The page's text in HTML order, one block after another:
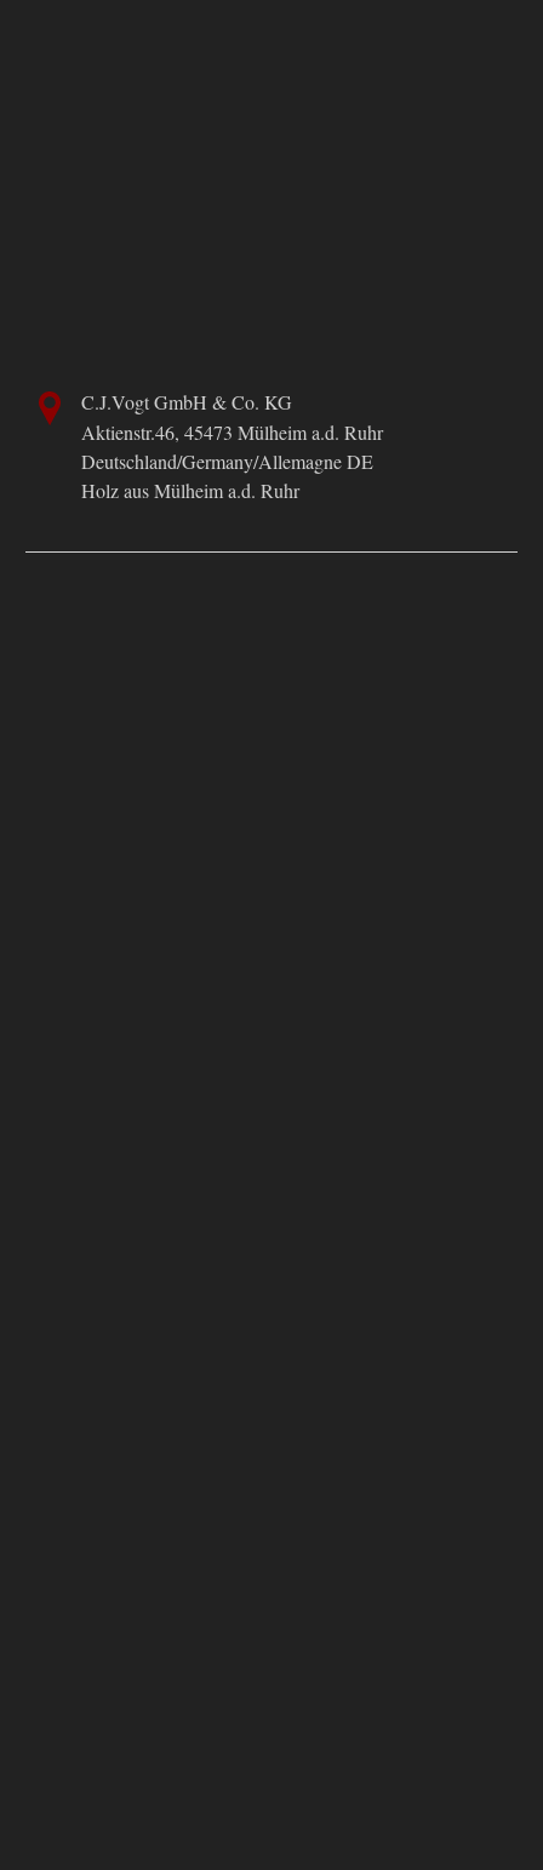
C.J.Vogt GmbH & Co. KG
Aktienstr.46,45473 Mülheim a.d. Ruhr
Deutschland/Germany/AllemagneDE
Holz aus Mülheim a.d. Ruhr